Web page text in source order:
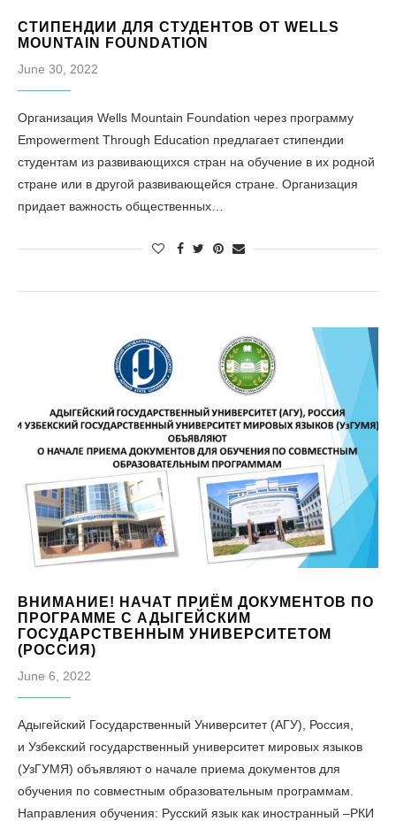
СТИПЕНДИИ ДЛЯ СТУДЕНТОВ ОТ WELLS
MOUNTAIN FOUNDATION
June 30, 2022
Организация Wells Mountain Foundation через программу
Empowerment Through Education предлагает стипендии
студентам из развивающихся стран на обучение в их родной
стране или в другой развивающейся стране. Организация
придает важность общественных…
ВНИМАНИЕ! НАЧАТ ПРИЁМ ДОКУМЕНТОВ ПО
ПРОГРАММЕ С АДЫГЕЙСКИМ
ГОСУДАРСТВЕННЫМ УНИВЕРСИТЕТОМ
(РОССИЯ)
June 6, 2022
Адыгейский Государственный Университет (АГУ), Россия,
и Узбекский государственный университет мировых языков
(УзГУМЯ) объявляют о начале приема документов для
обучения по совместным образовательным программам.
Направления обучения: Русский язык как иностранный –РКИ